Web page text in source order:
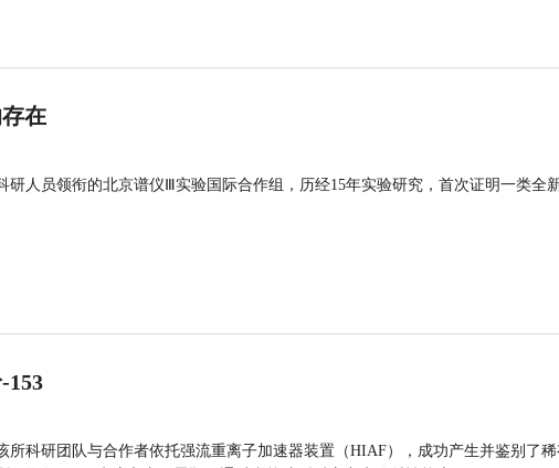
在
研人员领衔的北京谱仪Ⅲ实验国际合作组，历经15年实验研究，首次证明一类全
153
所科研团队与合作者依托强流重离子加速器装置（HIAF），成功产生并鉴别了